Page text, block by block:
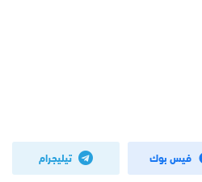
فيس بوك تيليجرام